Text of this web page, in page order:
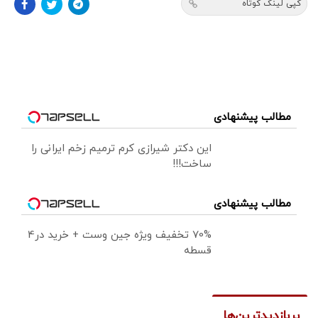
کپی لینک کوتاه
مطالب پیشنهادی
این دکتر شیرازی کرم ترمیم زخم ایرانی را
ساخت!!!
مطالب پیشنهادی
70% تخفیف ویژه جین وست + خرید در4
قسطه